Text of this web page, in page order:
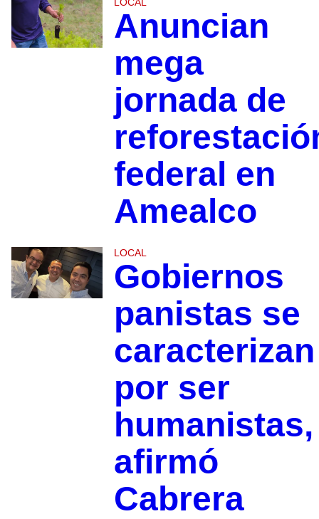
LOCAL
Anuncian
mega
jornada de
federal en
Amealco
LOCAL
Gobiernos
panistas se
caracterizan
por ser
humanistas,
afirmó
Cabrera